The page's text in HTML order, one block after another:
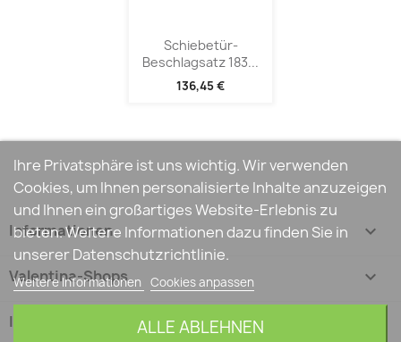
Schiebetür-
Beschlagsatz 183...
136,45 €
Informationen 
Valentina-Shops 
Ihr Konto
Ihre Privatsphäre ist uns wichtig. Wir verwenden
Cookies, um Ihnen personalisierte Inhalte anzuzeigen
und Ihnen ein großartiges Website-Erlebnis zu
bieten. Weitere Informationen dazu finden Sie in
unserer Datenschutzrichtlinie.
Weitere Informationen Cookies anpassen
ALLE ABLEHNEN